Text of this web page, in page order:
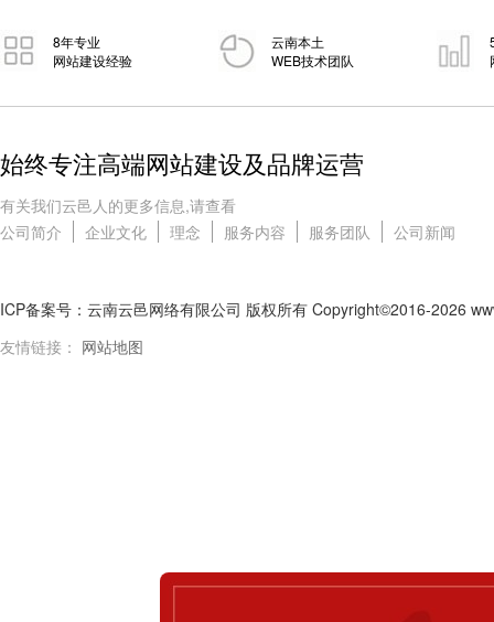
8年专业
网站建设经验
云南本土
WEB技术团队
始终专注高端网站建设及品牌运营
有关我们云邑人的更多信息,请查看
公司简介
企业文化 理念 服务内容 服务团队 公司新闻
ICP备案号：云南云邑网络有限公司 版权所有 Copyright©2016-2026
友情链接： 网站地图